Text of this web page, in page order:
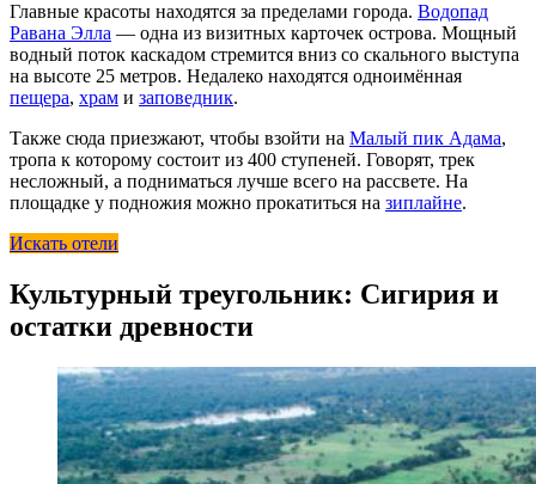
Главные красоты находятся за пределами города. Водопад
Равана Элла — одна из визитных карточек острова. Мощный
водный поток каскадом стремится вниз со скального выступа
на высоте 25 метров. Недалеко находятся одноимённая
пещера, храм и заповедник.
Также сюда приезжают, чтобы взойти на Малый пик Адама,
тропа к которому состоит из 400 ступеней. Говорят, трек
несложный, а подниматься лучше всего на рассвете. На
площадке у подножия можно прокатиться на зиплайне.
Искать отели
Культурный треугольник: Сигирия и
остатки древности